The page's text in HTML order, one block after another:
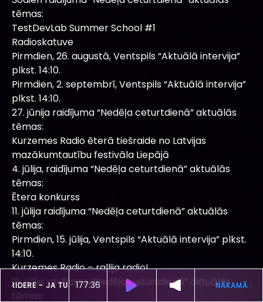
ŠOBRĪD SKAN LIGA RIDERE - JA TU MILI
177:32
tēmas:
TestDevLab Summer School #1
Radioskatuve
Pirmdien, 26. augustā, Ventspils “Aktuālā intervija”
plkst. 14:10.
Pirmdien, 2. septembrī, Ventspils “Aktuālā intervija”
plkst. 14:10.
27. jūnija raidījuma “Nedēļa ceturtdienā” aktuālās
tēmas:
Kurzemes Radio ēterā tiešraide no Latvijas
mazākumtautību festivāla Liepājā
4. jūlija, raidījuma “Nedēļa ceturtdienā” aktuālās
tēmas:
Ētera konkurss
11. jūlija raidījuma “Nedēļa ceturtdienā” aktuālās
tēmas:
Pirmdien, 15. jūlija, Ventspils “Aktuālā intervija” plkst.
14:10.
Kurzemes Radio – rallija radio!
18. jūlija raidījuma “Nedēļa ceturtdienā” aktuālās
tēmas: